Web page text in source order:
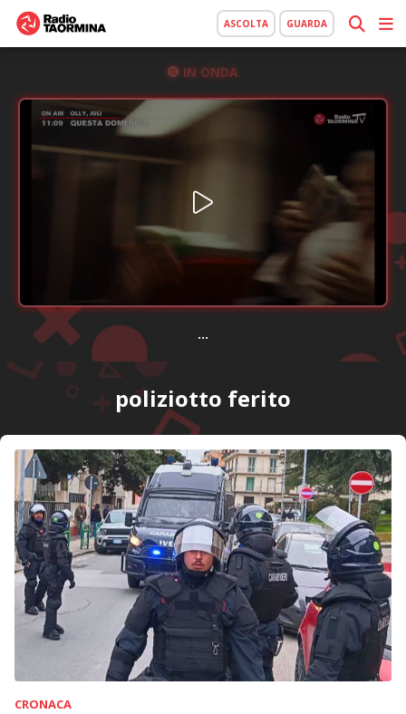
ASCOLTA GUARDA
IN ONDA
...
poliziotto ferito
CRONACA